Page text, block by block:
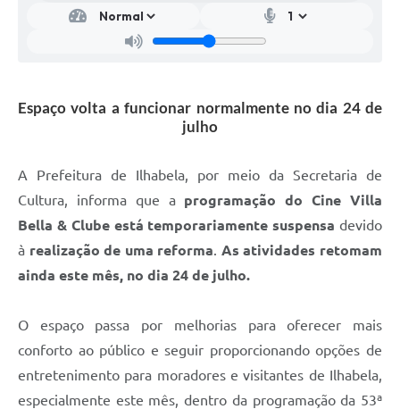
Espaço volta a funcionar normalmente no dia 24 de
julho
A Prefeitura de Ilhabela, por meio da Secretaria de
Cultura, informa que a programação do Cine Villa
Bella & Clube está temporariamente suspensa devido
à realização de uma reforma As atividades retomam
ainda este mês, no dia 24 de julho.
O espaço passa por melhorias para oferecer mais
conforto ao público e seguir proporcionando opções de
entretenimento para moradores e visitantes de Ilhabela,
especialmente este mês, dentro da programação da 53ª